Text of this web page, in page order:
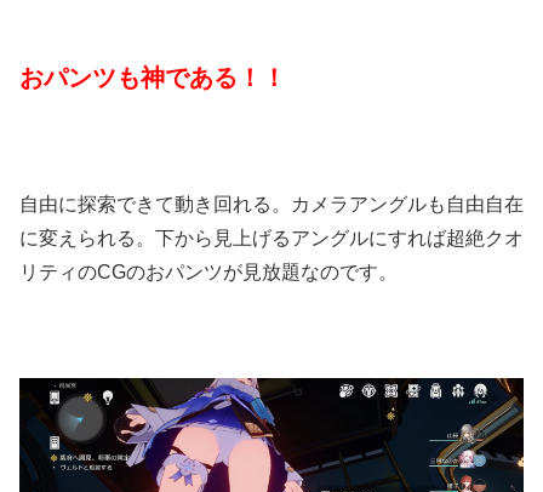
おパンツも神である！！
自由に探索できて動き回れる。カメラアングルも自由自在
に変えられる。下から見上げるアングルにすれば超絶クオ
リティのCGのおパンツが見放題なのです。